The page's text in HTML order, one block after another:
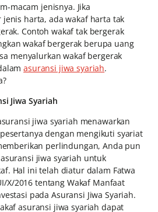
macam jenisnya. Jika
harta, ada wakaf harta tak
Contoh wakaf tak bergerak
wakaf bergerak berupa uang
menyalurkan wakaf bergerak
asuransi jiwa syariah.
Jiwa Syariah
jiwa syariah menawarkan
dengan mengikuti syariat
perlindungan, Anda pun
jiwa syariah untuk
Hal ini telah diatur dalam Fatwa
X/2016 tentang Wakaf Manfaat
pada Asuransi Jiwa Syariah.
asuransi jiwa syariah dapat